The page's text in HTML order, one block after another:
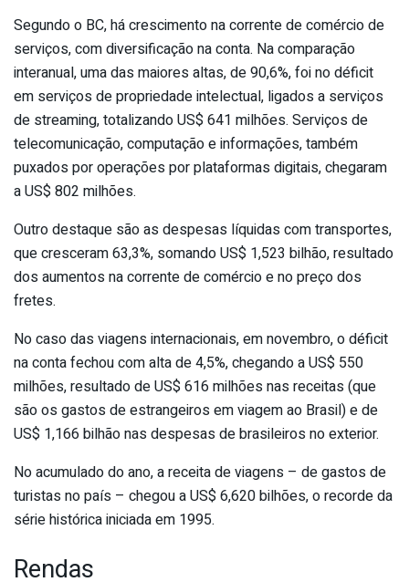
Segundo o BC, há crescimento na corrente de comércio de
serviços, com diversificação na conta. Na comparação
interanual, uma das maiores altas, de 90,6%, foi no déficit
em serviços de propriedade intelectual, ligados a serviços
de streaming, totalizando US$ 641 milhões. Serviços de
telecomunicação, computação e informações, também
puxados por operações por plataformas digitais, chegaram
a US$ 802 milhões.
Outro destaque são as despesas líquidas com transportes,
que cresceram 63,3%, somando US$ 1,523 bilhão, resultado
dos aumentos na corrente de comércio e no preço dos
fretes.
No caso das viagens internacionais, em novembro, o déficit
na conta fechou com alta de 4,5%, chegando a US$ 550
milhões, resultado de US$ 616 milhões nas receitas (que
são os gastos de estrangeiros em viagem ao Brasil) e de
US$ 1,166 bilhão nas despesas de brasileiros no exterior.
No acumulado do ano, a receita de viagens – de gastos de
turistas no país – chegou a US$ 6,620 bilhões, o recorde da
série histórica iniciada em 1995.
Rendas